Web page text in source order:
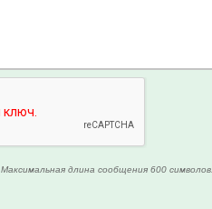
Максимальная длина сообщения 600 символов.